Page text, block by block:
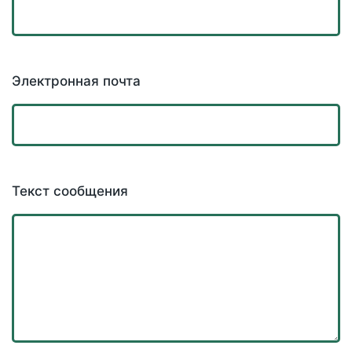
Электронная почта
Текст сообщения